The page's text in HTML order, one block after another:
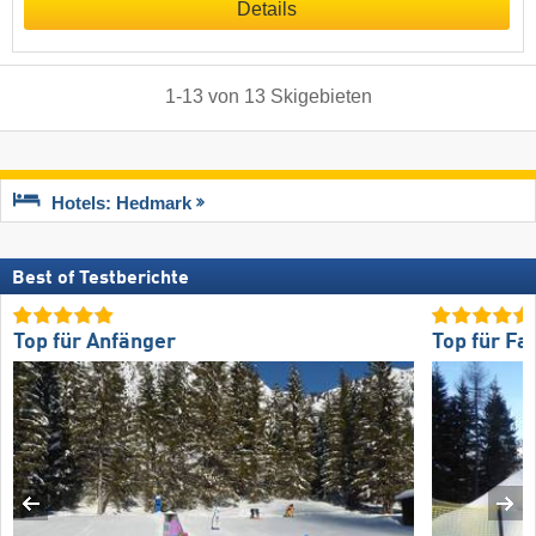
Details
1-13von 13 Skigebieten
Hotels: Hedmark
Best of Testberichte
Top für Anfänger Top für